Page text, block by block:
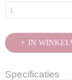
IN
Specificaties